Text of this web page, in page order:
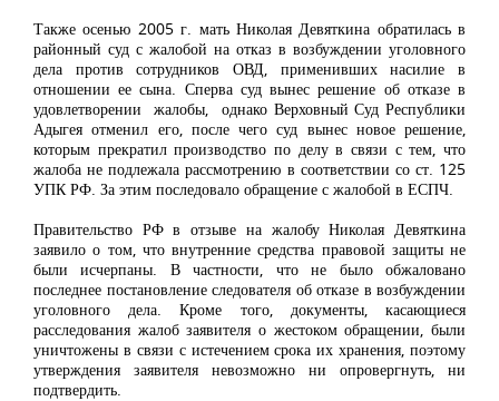
Также осенью 2005 г. мать Николая Девяткина обратилась в
районный суд с жалобой на отказ в возбуждении уголовного
дела против сотрудников ОВД, применивших насилие в
отношении ее сына. Сперва суд вынес решение об отказе в
удовлетворении жалобы, однако Верховный Суд Республики
Адыгея отменил его, после чего суд вынес новое решение,
которым прекратил производство по делу в связи с тем, что
жалоба не подлежала рассмотрению в соответствии со ст. 125
УПК РФ. За этим последовало обращение с жалобой в ЕСПЧ.
Правительство РФ в отзыве на жалобу Николая Девяткина
заявило о том, что внутренние средства правовой защиты не
были исчерпаны. В частности, что не было обжаловано
последнее постановление следователя об отказе в возбуждении
уголовного дела. Кроме того, документы, касающиеся
расследования жалоб заявителя о жестоком обращении, были
уничтожены в связи с истечением срока их хранения, поэтому
утверждения заявителя невозможно ни опровергнуть, ни
подтвердить.